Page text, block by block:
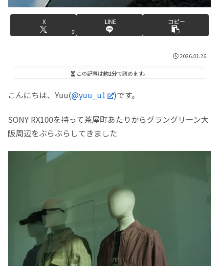
X
0
LINE コピー
2026.01.26
この記事は約1分で読めます。
こんにちは、Yuu(@yuu_u1 )です。
SONY RX100を持って茶屋町あたりからグラングリーン大
阪周辺をぶらぶらしてきました